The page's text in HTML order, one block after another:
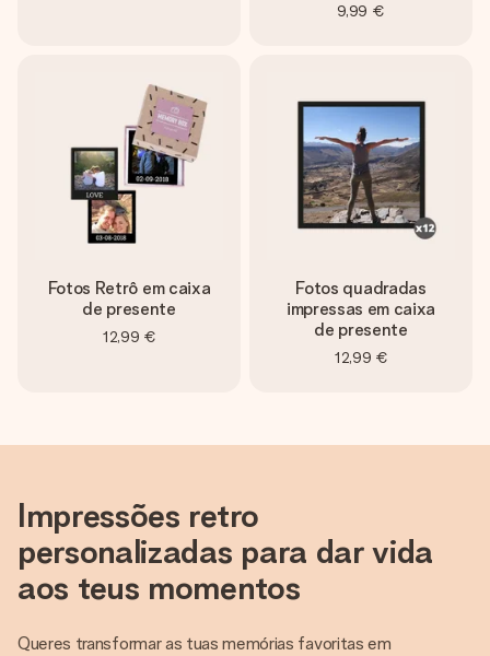
9,99 €
Fotos Retrô em caixa
de presente
12,99 €
Fotos quadradas
impressas em caixa
de presente
12,99 €
Impressões retro
personalizadas para dar vida
aos teus momentos
Queres transformar as tuas memórias favoritas em